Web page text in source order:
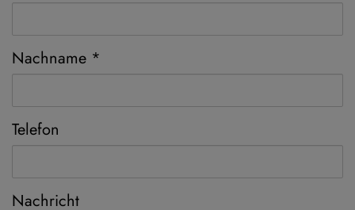
Nachname
Telefon
Nachricht